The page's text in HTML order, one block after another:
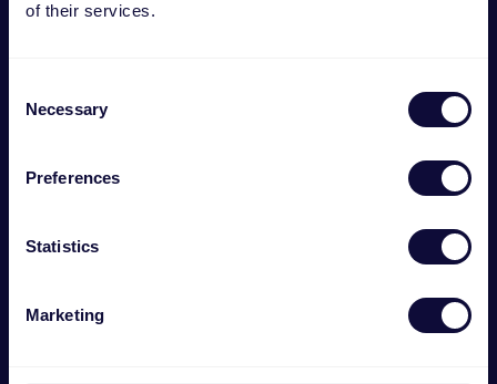
of their services.
Selection
Necessary
Preferences
Statistics
Marketing
Com um suporte lombar adaptável integrado,
almofada de cabeça removível, a Ruya Pro
oferece o ajuste perfeito para todos os heróis